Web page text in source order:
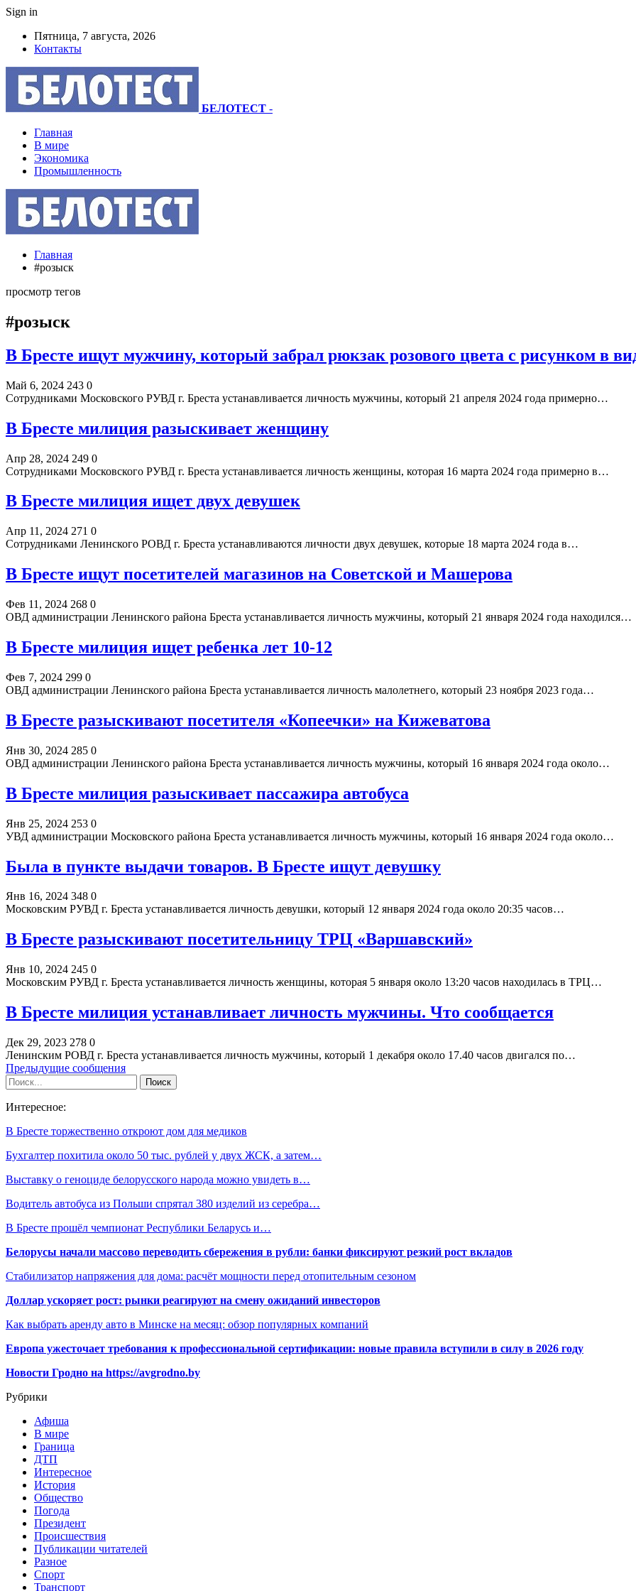
Sign in
Пятница, 7 августа, 2026
Контакты
БЕЛОТЕСТ -
Главная
В мире
Экономика
Промышленность
Главная
#розыск
просмотр тегов
#розыск
В Бресте ищут мужчину, который забрал рюкзак розового цвета с рисунком в
Май 6, 2024 243 0
Сотрудниками Московского РУВД г. Бреста устанавливается личность мужчины, который 21 апреля 2024 года примерно…
В Бресте милиция разыскивает женщину
Апр 28, 2024 249 0
Сотрудниками Московского РУВД г. Бреста устанавливается личность женщины, которая 16 марта 2024 года примерно в…
В Бресте милиция ищет двух девушек
Апр 11, 2024 271 0
Сотрудниками Ленинского РОВД г. Бреста устанавливаются личности двух девушек, которые 18 марта 2024 года в…
В Бресте ищут посетителей магазинов на Советской и Машерова
Фев 11, 2024 268 0
ОВД администрации Ленинского района Бреста устанавливается личность мужчины, который 21 января 2024 года находился…
В Бресте милиция ищет ребенка лет 10-12
Фев 7, 2024 299 0
ОВД администрации Ленинского района Бреста устанавливается личность малолетнего, который 23 ноября 2023 года…
В Бресте разыскивают посетителя «Копеечки» на Кижеватова
Янв 30, 2024 285 0
ОВД администрации Ленинского района Бреста устанавливается личность мужчины, который 16 января 2024 года около…
В Бресте милиция разыскивает пассажира автобуса
Янв 25, 2024 253 0
УВД администрации Московского района Бреста устанавливается личность мужчины, который 16 января 2024 года около…
Была в пункте выдачи товаров. В Бресте ищут девушку
Янв 16, 2024 348 0
Московским РУВД г. Бреста устанавливается личность девушки, который 12 января 2024 года около 20:35 часов…
В Бресте разыскивают посетительницу ТРЦ «Варшавский»
Янв 10, 2024 245 0
Московским РУВД г. Бреста устанавливается личность женщины, которая 5 января около 13:20 часов находилась в ТРЦ…
В Бресте милиция устанавливает личность мужчины. Что сообщается
Дек 29, 2023 278 0
Ленинским РОВД г. Бреста устанавливается личность мужчины, который 1 декабря около 17.40 часов двигался по…
Предыдущие сообщения
Интересное:
В Бресте торжественно откроют дом для медиков
Бухгалтер похитила около 50 тыс. рублей у двух ЖСК, а затем…
Выставку о геноциде белорусского народа можно увидеть в…
Водитель автобуса из Польши спрятал 380 изделий из серебра…
В Бресте прошёл чемпионат Республики Беларусь и…
Белорусы начали массово переводить сбережения в рубли: банки фиксируют резкий рост вкладов
Стабилизатор напряжения для дома: расчёт мощности перед отопительным сезоном
Доллар ускоряет рост: рынки реагируют на смену ожиданий инвесторов
Как выбрать аренду авто в Минске на месяц: обзор популярных компаний
Европа ужесточает требования к профессиональной сертификации: новые правила вступили в силу в 2026 году
Новости Гродно на https://avgrodno.by
Рубрики
Афиша
В мире
Граница
ДТП
Интересное
История
Общество
Погода
Президент
Происшествия
Публикации читателей
Разное
Спорт
Транспорт